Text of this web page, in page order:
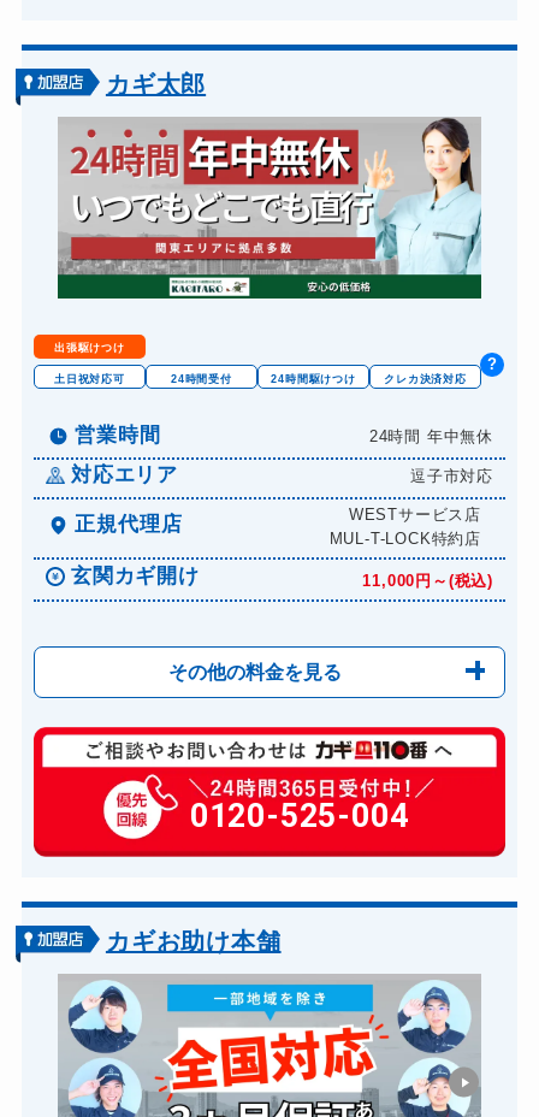
バイクカギ開け
バイクカギ作成 16,500円～(税込)
スーツケースカギ開け 8,800円～(税込)
スーツケースカギ作成 8,800円～(税込)
金庫カギ開け 14,300円～(税込)
金庫カギ修理 11,000円～(税込)
金庫カギ交換
ロッカーカギ開け 8,800円～(税込)
ドアノブカギ作成 8,800円～(税込)
ドアノブカギ交換 11,000円～(税込)
カギ太郎
出張駆けつけ
土日祝対応可 24時間受付 24時間駆けつけ クレカ決済対応
営業時間 24時間 年中無休
対応エリア 逗子市対応
正規代理店
WESTサービス店
MUL-T-LOCK特約店
?
玄関カギ開け 11,000円～(税込)
その他の料金を見る
玄関カギ修理 6,600円～(税込)
玄関カギ作成 14,300円～(税込)
玄関カギ交換 14,300円～(税込)
バイクカギ開け
バイクカギ作成 16,500円～(税込)
スーツケースカギ開け 8,800円～(税込)
スーツケースカギ作成 8,800円～(税込)
金庫カギ開け 14,300円～(税込)
0120-525-004
カギお助け本舗